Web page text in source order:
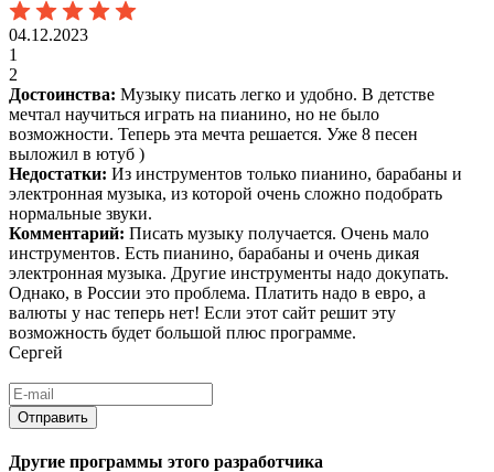
04.12.2023
1
2
Достоинства: Музыку писать легко и удобно. В детстве
мечтал научиться играть на пианино, но не было
возможности. Теперь эта мечта решается. Уже 8 песен
выложил в ютуб )
Недостатки: Из инструментов только пианино, барабаны и
электронная музыка, из которой очень сложно подобрать
нормальные звуки.
Комментарий: Писать музыку получается. Очень мало
инструментов. Есть пианино, барабаны и очень дикая
электронная музыка. Другие инструменты надо докупать.
Однако, в России это проблема. Платить надо в евро, а
валюты у нас теперь нет! Если этот сайт решит эту
возможность будет большой плюс программе.
Сергей
Другие программы этого разработчика